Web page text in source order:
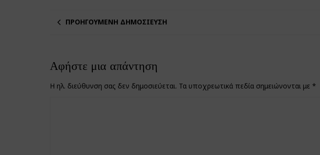
ΠΡΟΗΓΟΎΜΕΝΗ ΔΗΜΟΣΊΕΥΣΗ
Αφήστε μια απάντηση
Η ηλ. διεύθυνση σας δεν δημοσιεύεται. Τα υποχρεωτικά πεδία σημειώνονται με *